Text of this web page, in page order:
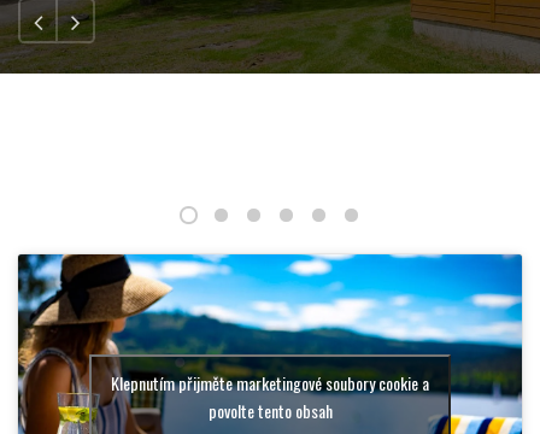
Klepnutím přijměte marketingové soubory cookie a
povolte tento obsah